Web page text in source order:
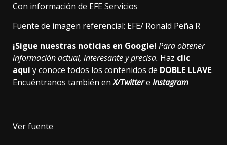
Con información de EFE Servicios
Fuente de imagen referencial: EFE/ Ronald Peña R
¡Sigue nuestras noticias en Google! Para obtener
información actual, interesante y precisa. Haz clic
aquíy conoce todos los contenidos de DOBLE LLAVE.
Encuéntranos también enX/Twittere Instagram
Ver fuente